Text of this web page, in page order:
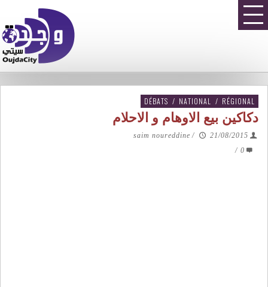
DÉBATS / NATIONAL / RÉGIONAL
دكاكين بيع الاوهام و الاحلام
saim noureddine /
21/08/2015
0
/